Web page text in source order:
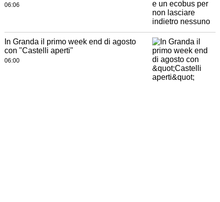
06:06
In Granda il primo week end di agosto
con "Castelli aperti"
06:00